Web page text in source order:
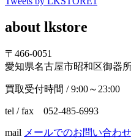
about lkstore
〒466-0051
愛知県名古屋市昭和区御器
買取受付時間 / 9:00～23:00
tel / fax 052-485-6993
mail メールでのお問い合わ